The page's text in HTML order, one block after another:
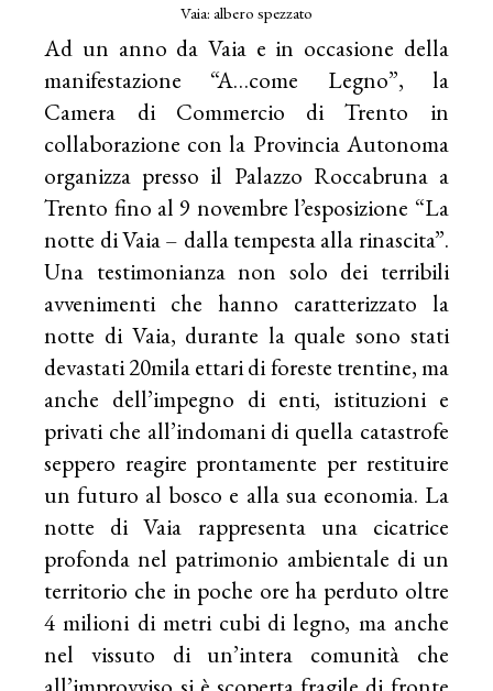
Vaia: albero spezzato
Ad un anno da Vaia e in occasione della
manifestazione “A…come Legno”, la
Camera di Commercio di Trento in
collaborazione con la Provincia Autonoma
organizza presso il Palazzo Roccabruna a
Trento fino al 9 novembre l’esposizione “La
notte di Vaia – dalla tempesta alla rinascita”.
Una testimonianza non solo dei terribili
avvenimenti che hanno caratterizzato la
notte di Vaia, durante la quale sono stati
devastati 20mila ettari di foreste trentine, ma
anche dell’impegno di enti, istituzioni e
privati che all’indomani di quella catastrofe
seppero reagire prontamente per restituire
un futuro al bosco e alla sua economia. La
notte di Vaia rappresenta una cicatrice
profonda nel patrimonio ambientale di un
territorio che in poche ore ha perduto oltre
4 milioni di metri cubi di legno, ma anche
nel vissuto di un’intera comunità che